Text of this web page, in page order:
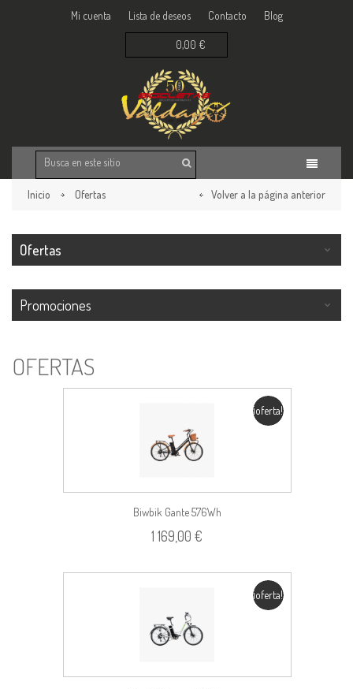
Blog
Contacto
Lista de deseos
Mi cuenta
0,00 €
Inicio Ofertas Volver a la página anterior
Ofertas
Promociones
OFERTAS
¡oferta!
Biwbik Gante 576Wh
1 169,00 €
¡oferta!